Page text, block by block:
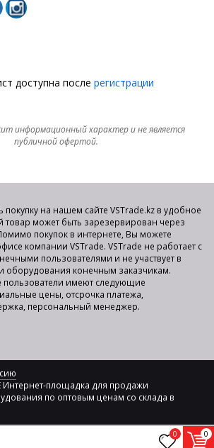
0 0
доступна после регистрации
информационный характер и не является
публичной офертой.
на нашем сайте VSTrade.kz в удобное
товар может быть зарезервирован через
покупок в интернете, Вы можете
компании VSTrade. VSTrade не работает с
пользователями и не участвует в
оборудования конечным заказчикам.
пользователи имеют следующие
цены, отсрочка платежа,
персональный менеджер.
Интернет-площадка для продажи
по оптовым ценам со склада в